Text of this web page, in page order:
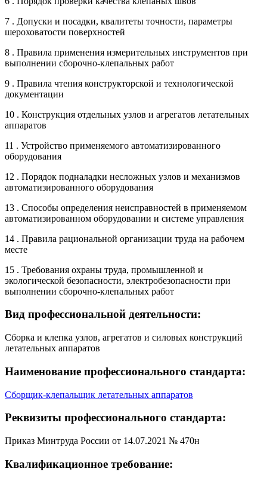
7 . Допуски и посадки, квалитеты точности, параметры
шероховатости поверхностей
8 . Правила применения измерительных инструментов при
выполнении сборочно-клепальных работ
9 . Правила чтения конструкторской и технологической
документации
10 . Конструкция отдельных узлов и агрегатов летательных
аппаратов
11 . Устройство применяемого автоматизированного
оборудования
12 . Порядок подналадки несложных узлов и механизмов
автоматизированного оборудования
13 . Способы определения неисправностей в применяемом
автоматизированном оборудовании и системе управления
14 . Правила рациональной организации труда на рабочем
месте
15 . Требования охраны труда, промышленной и
экологической безопасности, электробезопасности при
выполнении сборочно-клепальных работ
Вид профессиональной деятельности:
Сборка и клепка узлов, агрегатов и силовых конструкций
летательных аппаратов
Наименование профессионального стандарта:
Сборщик-клепальщик летательных аппаратов
Реквизиты профессионального стандарта:
Приказ Минтруда России от 14.07.2021 № 470н
Квалификационное требование: